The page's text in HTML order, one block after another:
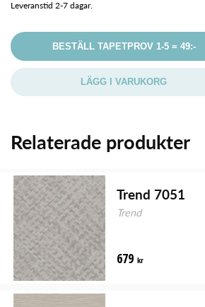
Leveranstid 2-7 dagar.
BESTÄLL TAPETPROV 1-5 = 49:-
LÄGG I VARUKORG
Relaterade produkter
Trend 7051
Trend
679 kr